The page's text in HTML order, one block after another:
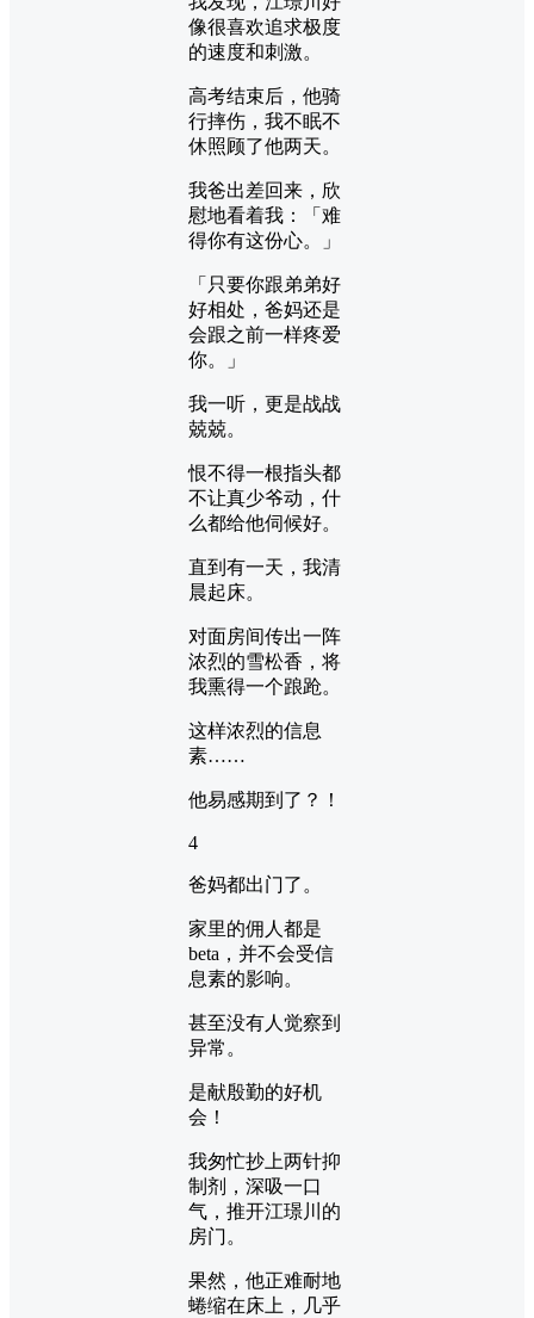
像很喜欢追求极度
的速度和刺激。
高考结束后，他骑
行摔伤，我不眠不
休照顾了他两天。
我爸出差回来，欣
慰地看着我：「难
得你有这份心。」
「只要你跟弟弟好
好相处，爸妈还是
会跟之前一样疼爱
你。」
我一听，更是战战
兢兢。
恨不得一根指头都
不让真少爷动，什
么都给他伺候好。
直到有一天，我清
晨起床。
对面房间传出一阵
浓烈的雪松香，将
我熏得一个踉跄。
这样浓烈的信息
素……
他易感期到了？！
4
爸妈都出门了。
家里的佣人都是
beta，并不会受信
息素的影响。
甚至没有人觉察到
异常。
是献殷勤的好机
会！
我匆忙抄上两针抑
制剂，深吸一口
气，推开江璟川的
房门。
果然，他正难耐地
蜷缩在床上，几乎